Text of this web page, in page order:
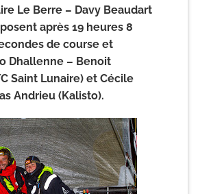
Le Berre – Davy Beaudart
après 19 heures 8
de course et
Dhallenne – Benoit
Saint Lunaire) et Cécile
Andrieu (Kalisto).